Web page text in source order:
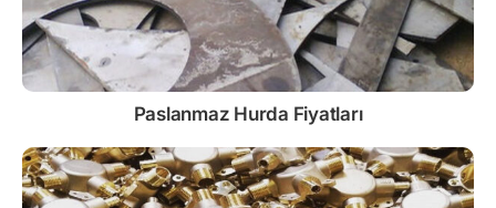
Paslanmaz Hurda Fiyatları